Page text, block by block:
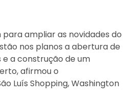
ampliar as novidades do
nos planos a abertura de
a construção de um
afirmou o
Luís Shopping, Washington